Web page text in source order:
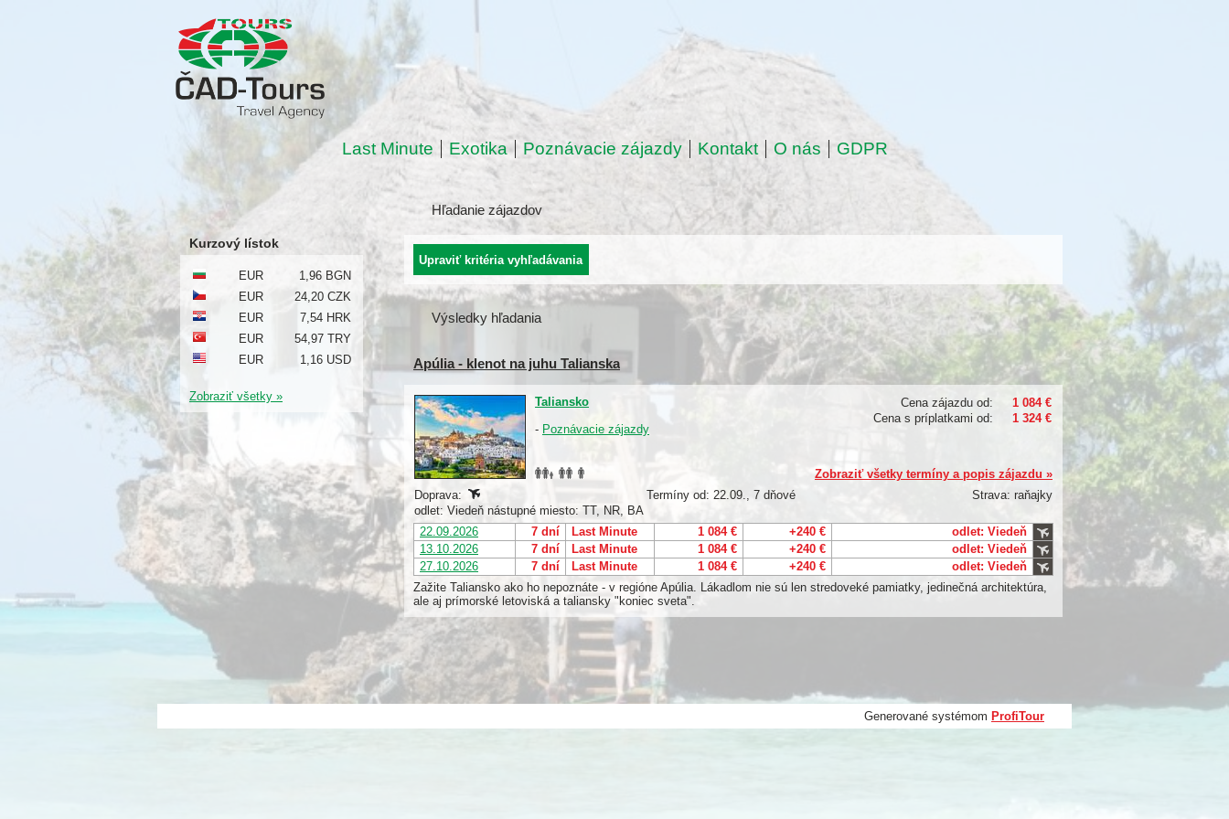
Last Minute Exotika Poznávacie zájazdy Kontakt O nás GDPR
Hľadanie zájazdov
Výsledky hľadania
Apúlia - klenot na juhu Talianska
Cena zájazdu od:
1 084 €
Cena s príplatkami od:
1 324 €
Taliansko
- Poznávacie zájazdy
Zobraziť všetky termíny a popis zájazdu »
Doprava:
Termíny od: 22.09., 7 dňové
Strava: raňajky
odlet: Viedeň nástupné miesto: TT, NR, BA
22.09.2026
7 dní Last Minute 1 084 € +240 €
odlet: Viedeň
13.10.2026
7 dní Last Minute 1 084 € +240 €
odlet: Viedeň
27.10.2026
7 dní Last Minute 1 084 € +240 €
odlet: Viedeň
Zažite Taliansko ako ho nepoznáte - v regióne Apúlia. Lákadlom nie sú len stredoveké pamiatky, jedinečná architektúra,
ale aj prímorské letoviská a taliansky "koniec sveta".
Kurzový lístok
EUR
1,96 BGN
EUR
24,20 CZK
EUR
7,54 HRK
EUR
54,97 TRY
EUR
1,16 USD
Zobraziť všetky »
Generované systémom ProfiTour